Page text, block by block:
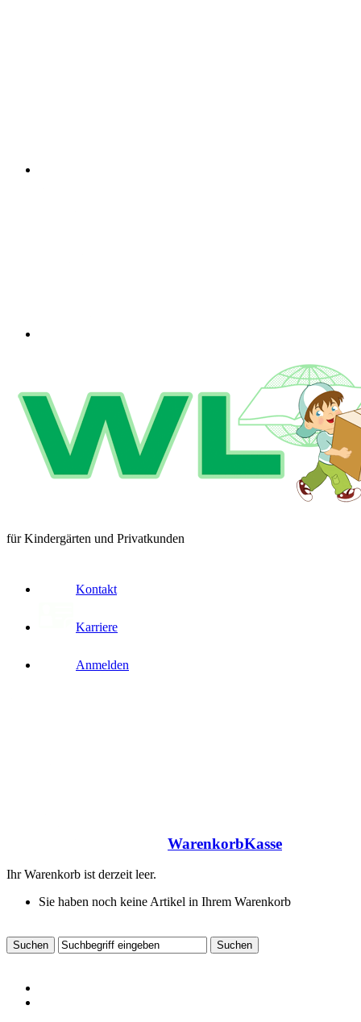
für Kindergärten und Privatkunden
Kontakt
Karriere
Anmelden
WarenkorbKasse
Ihr Warenkorb ist derzeit leer.
Sie haben noch keine Artikel in Ihrem Warenkorb